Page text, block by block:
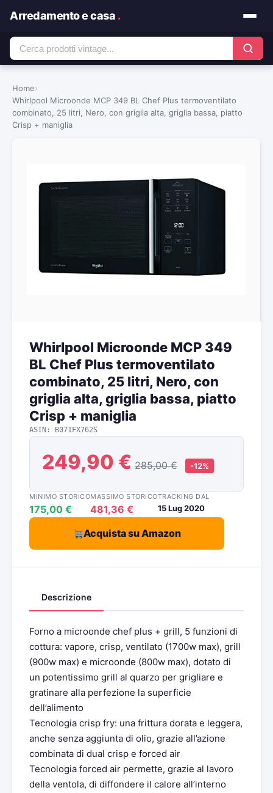
Arredamento e casa .
Home›
Whirlpool Microonde MCP 349 BL Chef Plus termoventilato
combinato, 25 litri, Nero, con griglia alta, griglia bassa, piatto
Crisp + maniglia
Whirlpool Microonde MCP 349
BL Chef Plus termoventilato
combinato, 25 litri, Nero, con
griglia alta, griglia bassa, piatto
Crisp + maniglia
ASIN: B071FX762S
249,90 € 285,00 € -12%
MINIMO STORICO
175,00 €
MASSIMO STORICO
481,36 €
TRACKING DAL
15 Lug 2020
Acquista su Amazon
Descrizione
Forno a microonde chef plus + grill, 5 funzioni di
cottura: vapore, crisp, ventilato (1700w max), grill
(900w max) e microonde (800w max), dotato di
un potentissimo grill al quarzo per grigliare e
gratinare alla perfezione la superficie
dell’alimento
Tecnologia crisp fry: una frittura dorata e leggera,
anche senza aggiunta di olio, grazie all’azione
combinata di dual crisp e forced air
Tecnologia forced air permette, grazie al lavoro
della ventola, di diffondere il calore all’interno